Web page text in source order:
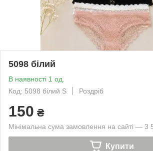
5098 білий
В наявності 1 од.
Код: 5098 білий S
Роздріб
150 ₴
Мінімальна сума замовлення на сайті — 3
Купити